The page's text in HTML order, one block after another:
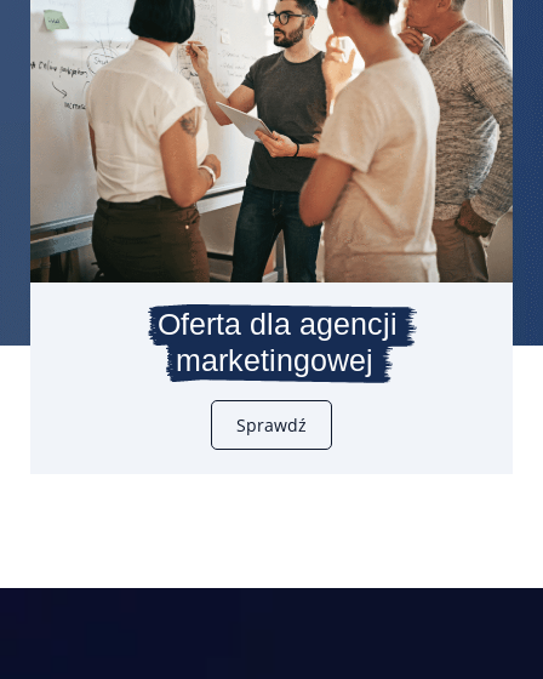
Oferta dla agencji
marketingowej
Sprawdź